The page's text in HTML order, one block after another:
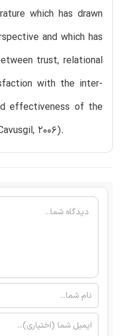
which has drawn
and which has
trust, relational
with the inter-
effectiveness of the
2006).